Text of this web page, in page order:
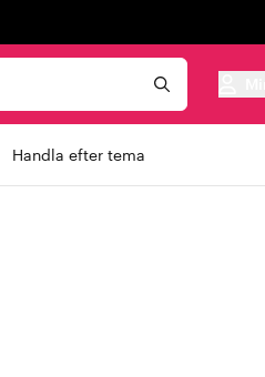
Handla efter tema